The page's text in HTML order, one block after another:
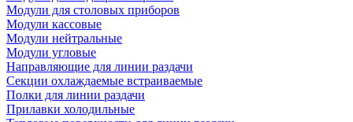
Модули для столовых приборов
Модули кассовые
Модули нейтральные
Модули угловые
Направляющие для линии раздачи
Секции охлаждаемые встраиваемые
Полки для линии раздачи
Прилавки холодильные